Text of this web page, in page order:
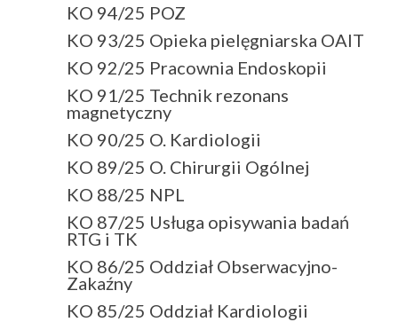
KO 94/25 POZ
KO 93/25 Opieka pielęgniarska OAIT
KO 92/25 Pracownia Endoskopii
KO 91/25 Technik rezonans
magnetyczny
KO 90/25 O. Kardiologii
KO 89/25 O. Chirurgii Ogólnej
KO 88/25 NPL
KO 87/25 Usługa opisywania badań
RTG i TK
KO 86/25 Oddział Obserwacyjno-
Zakaźny
KO 85/25 Oddział Kardiologii